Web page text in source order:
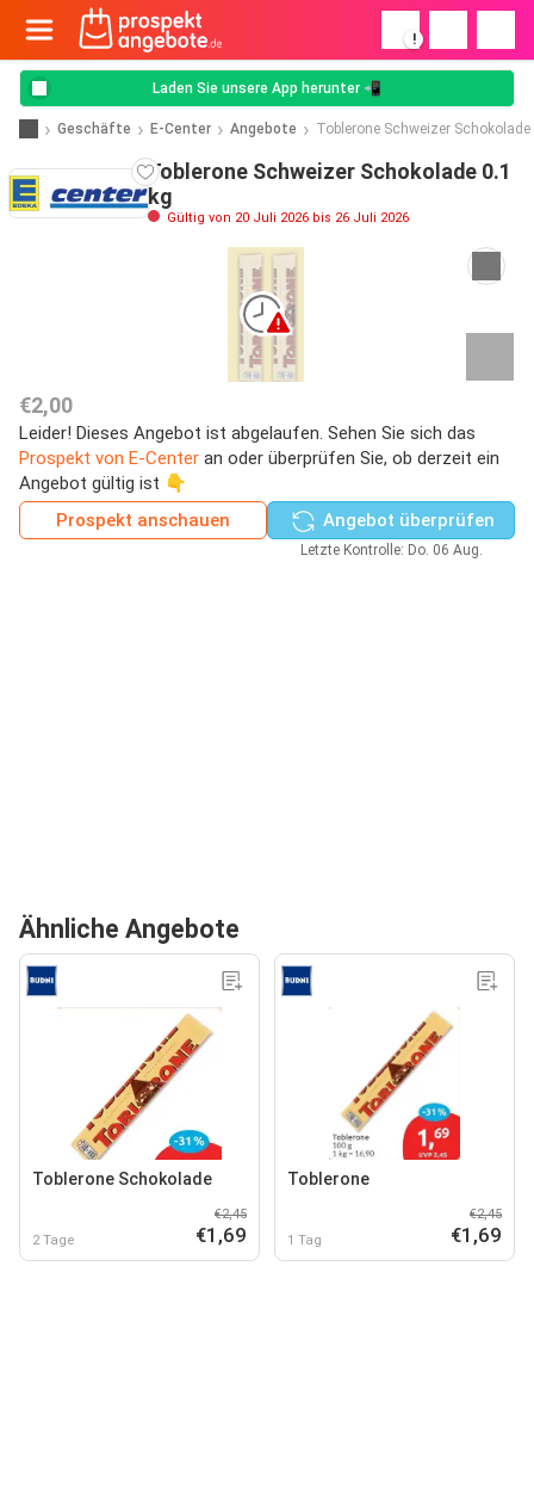
!
Laden Sie unsere App herunter 📲
Geschäfte E-Center Angebote Toblerone Schweizer Schokolade
Toblerone Schweizer Schokolade 0.1
kg
Gültig von 20 Juli 2026 bis 26 Juli 2026
€2,00
Leider! Dieses Angebot ist abgelaufen. Sehen Sie sich das
Prospekt von E-Center an oder überprüfen Sie, ob derzeit ein
Angebot gültig ist 👇
Prospekt anschauen
Angebot überprüfen
Letzte Kontrolle: Do. 06 Aug.
Ähnliche Angebote
Toblerone Schokolade
2 Tage
€2,45
€1,69
Toblerone
1 Tag
€2,45
€1,69